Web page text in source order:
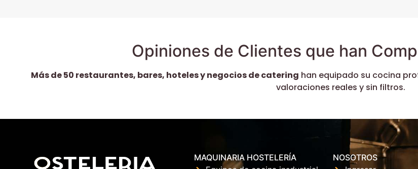
Opiniones de Clientes que han
Más de 50 restaurantes, bares, hoteles y negocios de catering han equipado su cocina
valoraciones reales y sin filtros.
MAQUINARIA HOSTELERÍA
NOSOTROS